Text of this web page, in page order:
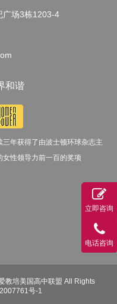
广场3栋1203-4
和谐
三年获得了由波士顿环球杂志主
女性领导力前一百的奖项
教培美国高中联盟 All Rights
号-1
立即咨询
电话咨询